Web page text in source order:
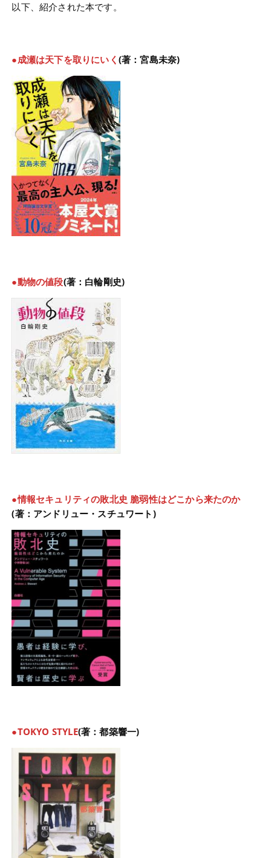
以下、紹介された本です。
●成瀬は天下を取りにいく (著：宮島未奈)
●動物の値段(著：白輪剛史)
●情報セキュリティの敗北史 脆弱性はどこから来たのか
(著：アンドリュー・スチュワート)
●TOKYO STYLE(著：都築響一)